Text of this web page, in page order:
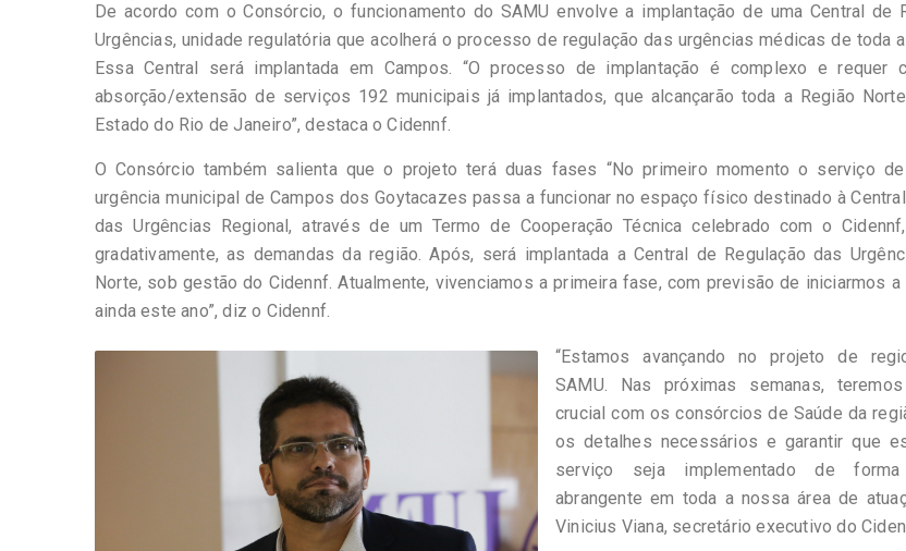
De acordo com o Consórcio, o funcionamento do SAMU envolve a implantação de uma Central de
Urgências, unidade regulatória que acolherá o processo de regulação das urgências médicas de toda
Essa Central será implantada em Campos. “O processo de implantação é complexo e requer
absorção/extensão de serviços 192 municipais já implantados, que alcançarão toda a Região
Estado do Rio de Janeiro”, destaca o Cidennf.
O Consórcio também salienta que o projeto terá duas fases “No primeiro momento o serviço
urgência municipal de Campos dos Goytacazes passa a funcionar no espaço físico destinado à
das Urgências Regional, através de um Termo de Cooperação Técnica celebrado com o
gradativamente, as demandas da região. Após, será implantada a Central de Regulação das
Norte, sob gestão do Cidennf. Atualmente, vivenciamos a primeira fase, com previsão de iniciarmos a
ainda este ano”, diz o Cidennf.
“Estamos avançando no projeto de
SAMU. Nas próximas semanas,
crucial com os consórcios de Saúde da
os detalhes necessários e garantir que
serviço seja implementado de
abrangente em toda a nossa área de
Vinicius Viana, secretário executivo do